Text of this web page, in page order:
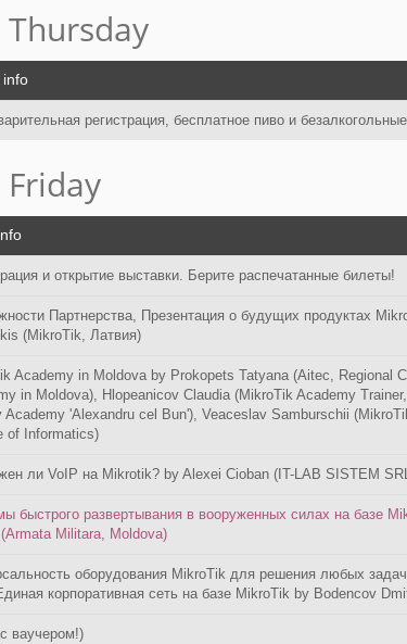
Thursday
info
pегистрация, бесплатное пиво и
Friday
и открытие выставки. Берите распечатанные билеты!
Партнерства, Презентация о будущих продуктах
(MikroTik, Латвия)
Academy in Moldova by Prokopets Tatyana (Aitec, Regional
in Moldova), Hlopeanicov Claudia (MikroTik Academy
Academy 'Alexandru cel Bun'), Veaceslav Samburschii
of Informatics)
ли VoIP на Mikrotik? by Alexei Cioban (IT-LAB SISTEM
быстрого развертывания в вооруженных силах на базе
Militara, Moldova)
оборудования MikroTik для решения любых задач
корпоративная сеть на базе MikroTik by Bodencov
ваучером!)